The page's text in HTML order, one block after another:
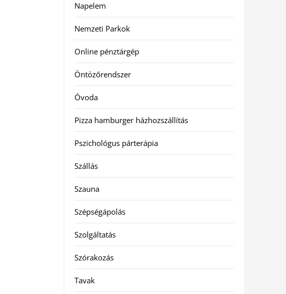
Napelem
Nemzeti Parkok
Online pénztárgép
Öntözőrendszer
Óvoda
Pizza hamburger házhozszállítás
Pszichológus párterápia
Szállás
Szauna
Szépségápolás
Szolgáltatás
Szórakozás
Tavak